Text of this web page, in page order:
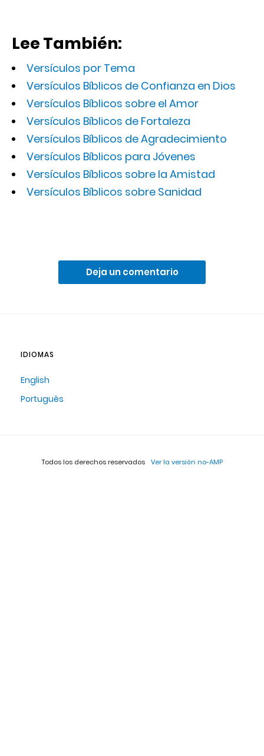
Lee También:
Versículos por Tema
Versículos Bíblicos de Confianza en Dios
Versículos Bíblicos sobre el Amor
Versículos Bíblicos de Fortaleza
Versículos Bíblicos de Agradecimiento
Versículos Bíblicos para Jóvenes
Versículos Bíblicos sobre la Amistad
Versículos Bíblicos sobre Sanidad
Deja un comentario
IDIOMAS
English
Português
Todos los derechos reservados Ver la versión no-AMP